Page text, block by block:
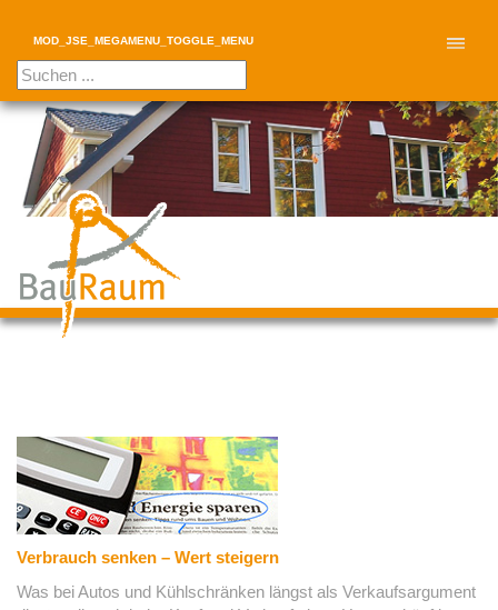
MOD_JSE_MEGAMENU_TOGGLE_MENU
Verbrauch senken – Wert steigern
Was bei Autos und Kühlschränken längst als Verkaufsargument